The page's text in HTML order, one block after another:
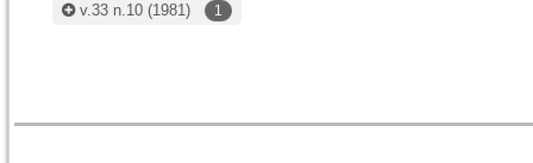
v.33 n.10 (1981) 1